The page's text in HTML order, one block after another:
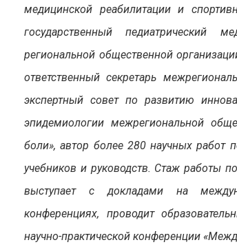
медицинской реабилитации и
государственный педиатрический
региональной общественной
ответственный секретарь
экспертный совет по развитию
эпидемиологии межрегиональной
боли», автор более 280 научных
учебников и руководств. Стаж работы
выступает с докладами на
конференциях, проводит
научно-практической конференции